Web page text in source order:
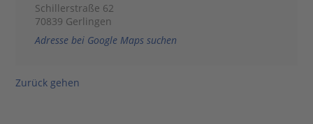
Schillerstraße 62
70839 Gerlingen
Adresse bei Google Maps suchen
Zurück gehen